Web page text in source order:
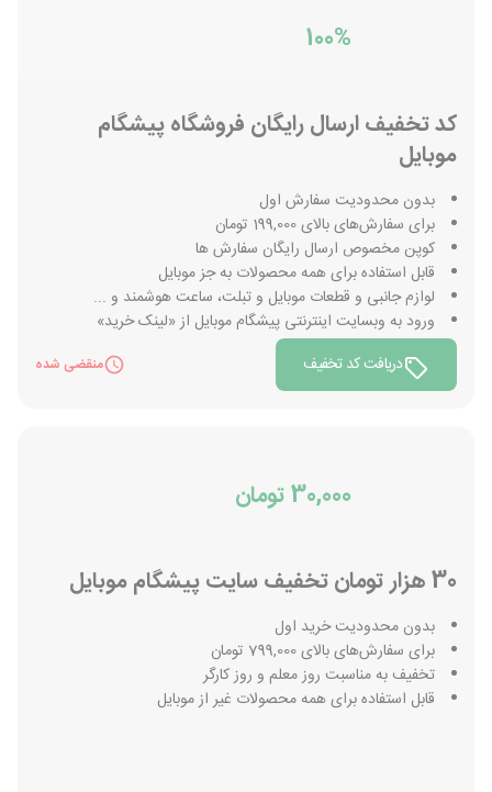
100%
کد تخفیف ارسال رایگان فروشگاه پیشگام
موبایل
بدون محدودیت سفارش اول
برای سفارش‌های بالای 199,000 تومان
کوپن مخصوص ارسال رایگان سفارش ها
قابل استفاده برای همه محصولات به جز موبایل
لوازم جانبی و قطعات موبایل و تبلت، ساعت هوشمند و ...
ورود به وبسایت اینترنتی پیشگام موبایل از «لینک خرید»
دریافت کد تخفیف
منقضی شده
30,000 تومان
30 هزار تومان تخفیف سایت پیشگام موبایل
بدون محدودیت خرید اول
برای سفارش‌های بالای 799,000 تومان
تخفیف به مناسبت روز معلم و روز کارگر
قابل استفاده برای همه محصولات غیر از موبایل